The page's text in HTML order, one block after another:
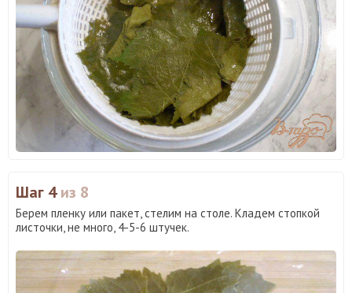
Шаг 4из 8
Берем пленку или пакет, стелим на столе. Кладем стопкой
листочки, не много, 4-5-6 штучек.